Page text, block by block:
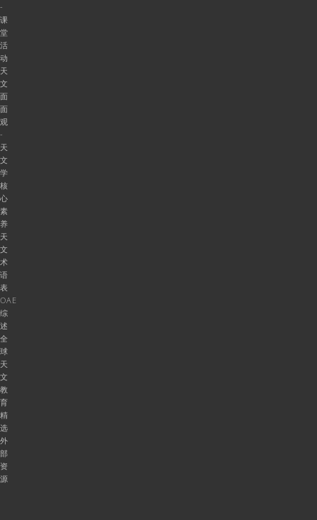
-
课
堂
活
动
天
文
面
面
观
-
天
文
学
核
心
素
养
天
文
术
语
表
OAE
综
述
全
球
天
文
教
育
精
选
外
部
资
源